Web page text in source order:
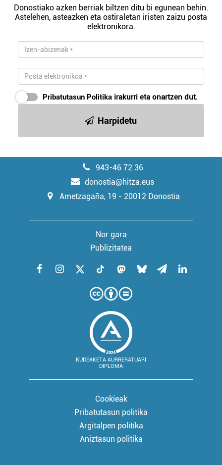
Donostiako azken berriak biltzen ditu bi egunean behin.
Astelehen, asteazken eta ostiraletan iristen zaizu posta
elektronikora.
Pribatutasun Politika irakurri eta onartzen dut.
Harpidetu
943-46 72 36
donostia@hitza.eus
Ametzagaña, 19 - 20012 Donostia
Nor gara
Publizitatea
KUDEAKETA AURRERATUARI
DIPLOMA
Cookieak
Pribatutasun politika
Argitalpen politika
Aniztasun politika